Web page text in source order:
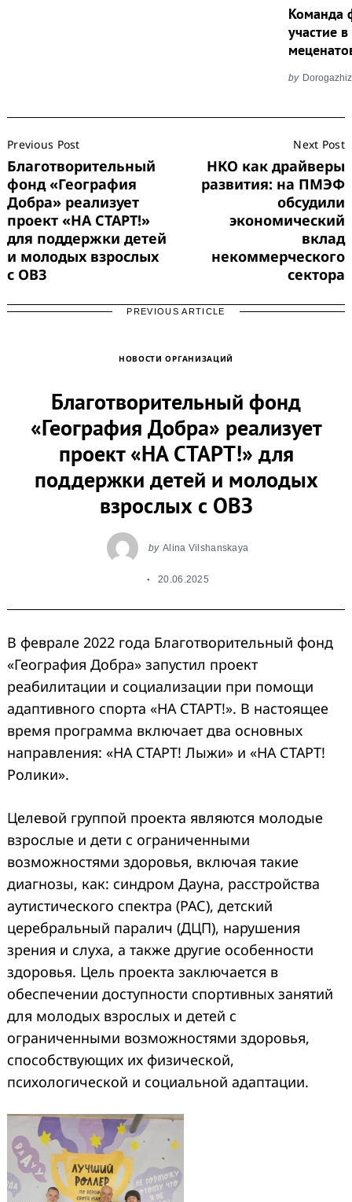
Команда
участие
by
Navigation
Previous Post
Благотворительный
фонд «География
Добра» реализует
проект «НА СТАРТ!»
для поддержки детей
и молодых взрослых
с ОВЗ
Next Post
НКО как драйверы
развития: на ПМЭФ
обсудили
экономический
вклад
некоммерческого
сектора
PREVIOUS ARTICLE
НОВОСТИ ОРГАНИЗАЦИЙ
Благотворительный фонд
«География Добра» реализует
проект «НА СТАРТ!» для
поддержки детей и молодых
взрослых с ОВЗ
by Alina Vilshanskaya
20.06.2025
В феврале 2022 года Благотворительный фонд
«География Добра» запустил проект
реабилитации и социализации при помощи
адаптивного спорта «НА СТАРТ!». В настоящее
время программа включает два основных
направления: «НА СТАРТ! Лыжи» и «НА СТАРТ!
Ролики».
Целевой группой проекта являются молодые
взрослые и дети с ограниченными
возможностями здоровья, включая такие
диагнозы, как: синдром Дауна, расстройства
аутистического спектра (РАС), детский
церебральный паралич (ДЦП), нарушения
зрения и слуха, а также другие особенности
здоровья. Цель проекта заключается в
обеспечении доступности спортивных занятий
для молодых взрослых и детей с
ограниченными возможностями здоровья,
способствующих их физической,
психологической и социальной адаптации.